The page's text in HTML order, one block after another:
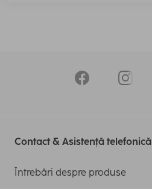
Contact & Asistență telefonică
Întrebări despre produse